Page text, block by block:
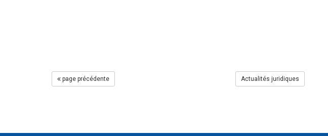
page précédente Actualités juridiques